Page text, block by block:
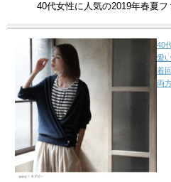
40代女性に人気の2019年春夏
40
愛
着
両